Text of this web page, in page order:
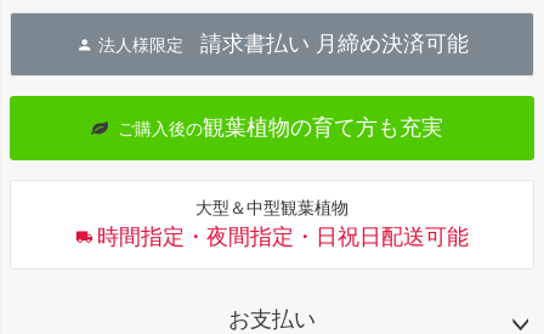
へ
法人様限定 請求書払い 月締め決済可能
ご購入後の観葉植物の育て方も充実
大型＆中型観葉植物
時間指定・夜間指定・日祝日配送可能
お支払い